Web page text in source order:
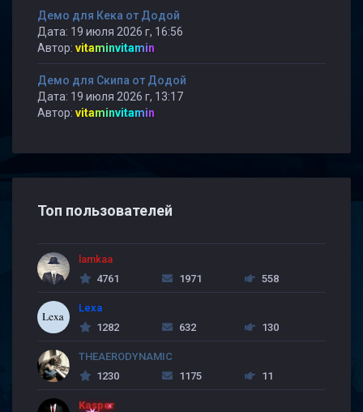
Демо для Кека от Додой
Дата: 19 июля 2026 г, 16:56
Автор: vitaminvitamin
Демо для Скипа от Додой
Дата: 19 июля 2026 г, 13:17
Автор: vitaminvitamin
Топ пользователей
lamkaa
4761
1971 558
Lexa
1282
632 130
THEAERODYNAMIC
1230
1175 11
Kasper